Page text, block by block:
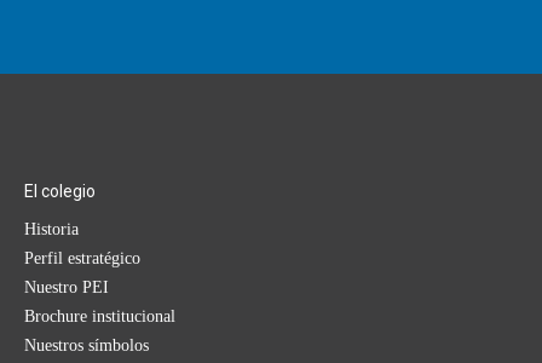
El colegio
Historia
Perfil estratégico
Nuestro PEI
Brochure institucional
Nuestros símbolos